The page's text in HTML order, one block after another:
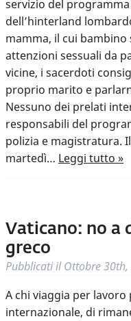
servizio del
dell’hinterland
mamma, il cui
attenzioni sessuali da
vicine, i sacerdoti
proprio marito e
Nessuno dei prelati
responsabili del
polizia e magistratura.
martedì… Leggi tutto »
Vaticano: no a
greco
Pubblicati ilOttobre
A chi viaggia per
internazionale, di